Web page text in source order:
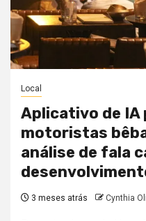
Local
Aplicativo de
motoristas
análise de fala
3 meses atrás Cynthia